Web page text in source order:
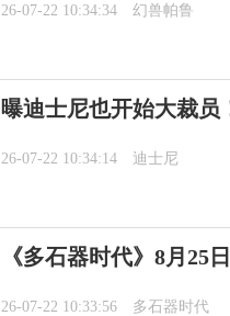
26-07-22 10:34:34 幻兽帕鲁
曝迪士尼也开始大裁员
26-07-22 10:34:14 迪士尼
《多石器时代》8月25
26-07-22 10:33:56 多石器时代